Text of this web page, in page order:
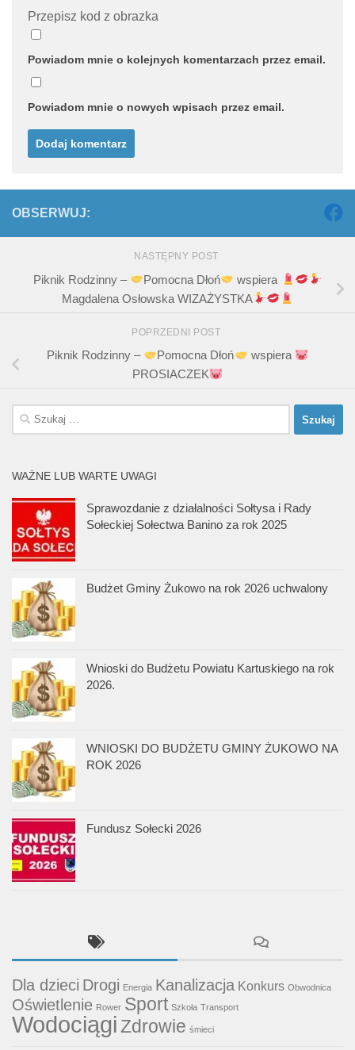
Przepisz kod z obrazka
Powiadom mnie o kolejnych komentarzach przez email.
Powiadom mnie o nowych wpisach przez email.
OBSERWUJ:
NASTĘPNY POST
Piknik Rodzinny – Pomocna Dłoń
wspiera
Magdalena Osłowska WIZAŻYSTKA
POPRZEDNI POST
Piknik Rodzinny – Pomocna Dłoń
wspiera
PROSIACZEK
Szukaj:
WAŻNE LUB WARTE UWAGI
Sprawozdanie z działalności Sołtysa i Rady
Sołeckiej Sołectwa Banino za rok 2025
Budżet Gminy Żukowo na rok 2026 uchwalony
Wnioski do Budżetu Powiatu Kartuskiego na rok
2026.
WNIOSKI DO BUDŻETU GMINY ŻUKOWO NA
ROK 2026
Fundusz Sołecki 2026
Dla dzieci Drogi Energia Kanalizacja Konkurs Obwodnica
Oświetlenie Rower Sport Szkoła Transport
WodociągiZdrowie śmieci